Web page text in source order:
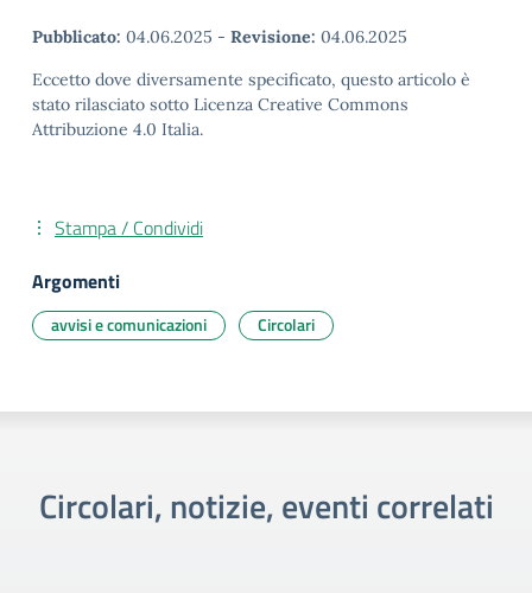
Pubblicato: 04.06.2025 - Revisione: 04.06.2025
Eccetto dove diversamente specificato, questo articolo è
stato rilasciato sotto Licenza Creative Commons
Attribuzione 4.0 Italia.
Stampa / Condividi
Argomenti
avvisi e comunicazioni Circolari
Circolari, notizie, eventi correlati